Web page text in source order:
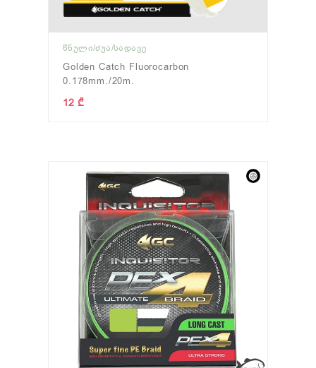
ᲬᲜᲣᲚᲘ/ᲫᲣᲐ/ᲡᲐᲓᲐᲕᲔ
Golden Catch Fluorocarbon
0.178mm./20m.
12 ₾